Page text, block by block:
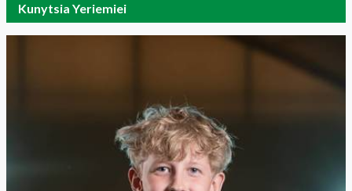
Kunytsia Yeriemiei